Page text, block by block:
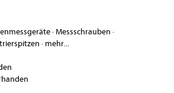
·Messschrauben ·
· mehr...